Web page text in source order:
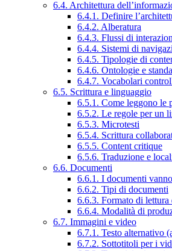
6.4. Architettura
6.4.1. Definire
6.4.2. Alberatura
6.4.3. Flussi di
6.4.4. Sistemi di
6.4.5. Tipologie di
6.4.6. Ontologie e
6.4.7. Vocabolari
6.5. Scrittura e linguaggio
6.5.1. Come leggono le
6.5.2. Le regole per un
6.5.3. Microtesti
6.5.4. Scrittura
6.5.5. Content critique
6.5.6. Traduzione e
6.6. Documenti
6.6.1. I documenti
6.6.2. Tipi di documenti
6.6.3. Formato di
6.6.4. Modalità di
6.7. Immagini e video
6.7.1. Testo alternativo
6.7.2. Sottotitoli per i